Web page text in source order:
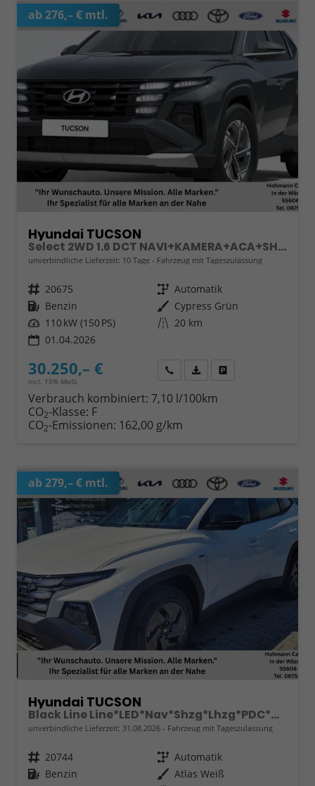
ab 276,– € mtl.
Hyundai TUCSON
Select 2WD 1.6 DCT NAVI+KAMERA+ACA+SHZ+SMARTKEY
unverbindliche Lieferzeit: 10 Tage Fahrzeug mit Tageszulassung
Fahrzeugnr. 20675 Getriebe Automatik
Kraftstoff Benzin Außenfarbe Cypress Grün
Leistung 110 kW (150 PS) Kilometerstand 20 km
01.04.2026
30.250,– €
incl. 19% MwSt.
Wir rufen Sie anFahrzeugexposé (PDF)
Verbrauch kombiniert: 7,10 l/100km
CO2-Klasse: F
CO2-Emissionen: 162,00 g/km
ab 279,– € mtl.
Hyundai TUCSON
Black Line Line*LED*Nav*Shzg*Lhzg*PDC*Cam*17"
unverbindliche Lieferzeit: 31.08.2026 Fahrzeug mit Tageszulassung
Fahrzeugnr. 20744 Getriebe Automatik
Kraftstoff Benzin Außenfarbe Atlas Weiß